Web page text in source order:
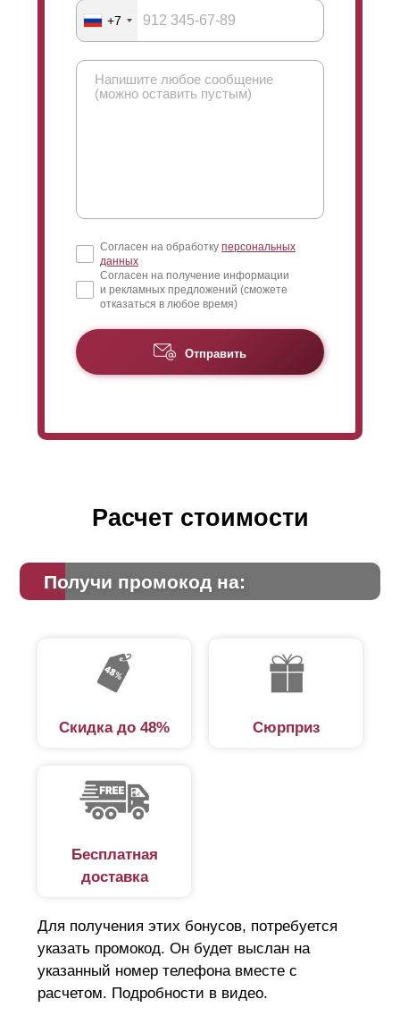
+7
Согласен на обработку персональных
данных
Согласен на получение информации
и рекламных предложений (сможете
отказаться в любое время)
Отправить
Расчет стоимости
Получи промокод на:
Скидка до 48% Сюрприз
Бесплатная
доставка
Для получения этих бонусов, потребуется
указать промокод. Он будет выслан на
указанный номер телефона вместе с
расчетом. Подробности в видео.